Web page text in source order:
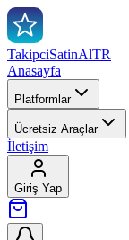
TakipciSatinAlTR
Anasayfa
Platformlar
Ücretsiz Araçlar
İletişim
Giriş Yap